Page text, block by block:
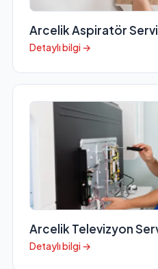
Arcelik Aspiratör
Detaylı bilgi →
Arcelik Televizyon
Detaylı bilgi →